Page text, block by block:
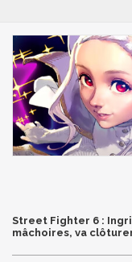
Street Fighter 6 :
mâchoires, va